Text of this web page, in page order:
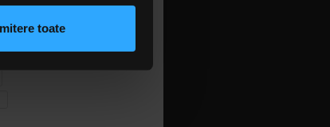
cu privire la modul în
folosirii serviciilor
toate